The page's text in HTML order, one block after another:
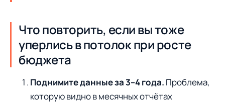
Что повторить, если вы тоже
уперлись в потолок при росте
бюджета
Поднимите данные за 3–4 года. Проблема,
которую видно в месячных отчётах